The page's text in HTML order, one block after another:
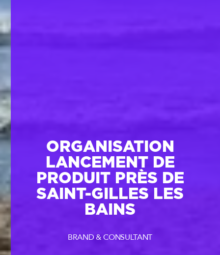
ORGANISATION
LANCEMENT DE
PRODUIT PRÈS DE
SAINT-GILLES LES
BAINS
BRAND & CONSULTANT